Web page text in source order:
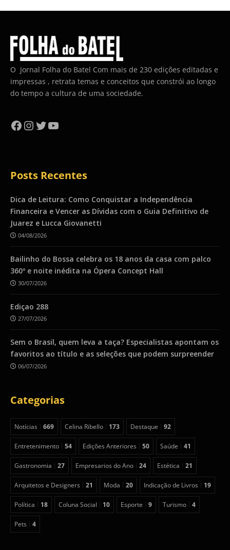
O Jornal Folha do Batel Com mais de 230 edições editadas e
impressas , retrata temas e conceitos que constrói ao longo
do tempo a cultura de uma sociedade.
Facebook
Instagram
Twitter
YouTube
Posts Recentes
Dica de Leitura: Como Conquistar a Independência
Financeira e Vencer as Dívidas com o Guia Definitivo de
Juarez e Lucca Giovanetti
04/08/2026
Bailinho do Bossa celebra os 18 anos da casa com palco
360º e noite inédita na Ópera Concept Hall
30/07/2026
Ediçao 288
27/07/2026
Sem o Brasil, quem leva a taça? Especialistas apontam os
favoritos ao título e as seleções que podem surpreender
06/07/2026
Categorias
Notícias 669 Celina Ribello 173 Destaque 92
Entretenimento 54 Edições Anteriores 50 Saúde 41
Gastronomia 27 Empresarios do Ano 24 Estética 21
Arquitetos e Designers 21 Moda 20 Indicação de Livros 19
Política 18 Coluna Social 10 Esporte 9 Turismo 4
Pets 4